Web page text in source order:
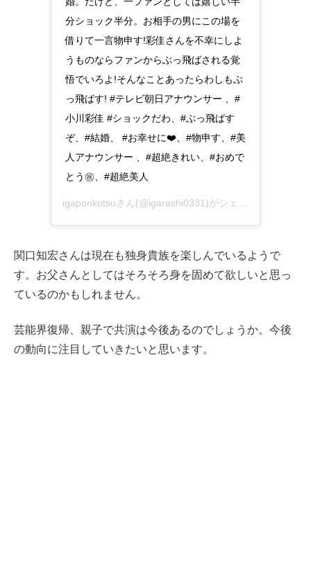
分ショック半分。お相手の男にこの場を
借りて一言物申す!彩佳さんを不幸にしよ
うものならファンからぶっ飛ばされる覚
悟でいろよ!そんなことあったらわしもぶ
っ飛ばす! #テレビ朝日アナウンサー 、#
小川彩佳 #ショックだわ、#ぶっ飛ばす
ぞ、#結婚、 #お幸せに❤️、#物申す、#美
人アナウンサー 、#超絶きれい、#おめで
とう㊗️、#超絶美人
igaponkotsuさん(@igarashi0331)がシェアした投稿 –
関口知宏さんは現在も独身貴族を楽しんでいるようで
す。お父さんとしてはそろそろ身を固めて欲しいと思っ
ているのかもしれません。
芸能界復帰、親子で共演は今後あるのでしょうか。今後
の動向に注目していきたいと思います。